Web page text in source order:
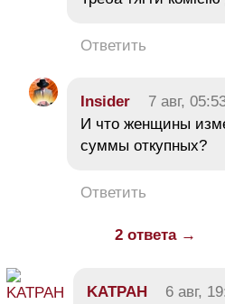
Ответить
Insider 7 авг,
И что женщины
суммы откупных?
Ответить
2 ответа →
KATPAH 6 авг,